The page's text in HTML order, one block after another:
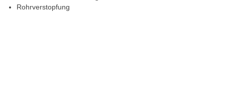
Rohrverstopfung